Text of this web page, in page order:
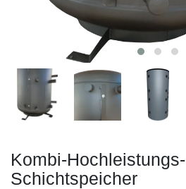
Kombi-Hochleistungs-
Schichtspeicher